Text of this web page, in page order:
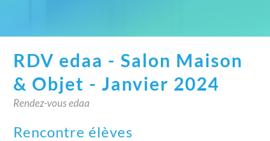
RDV edaa - Salon Maison
& Objet - Janvier 2024
Rendez-vous edaa
Rencontre élèves